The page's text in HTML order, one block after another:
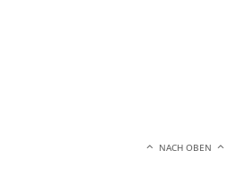
NACH OBEN